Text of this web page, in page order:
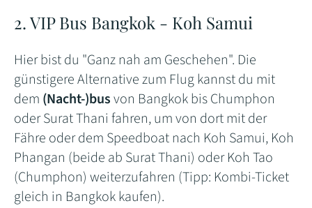
2. VIP Bus Bangkok - Koh Samui
Hier bist du "Ganz nah am Geschehen". Die
günstigere Alternative zum Flug kannst du mit
dem (Nacht-)busvon Bangkok bis Chumphon
oder Surat Thani fahren, um von dort mit der
Fähre oder dem Speedboat nach Koh Samui, Koh
Phangan (beide ab Surat Thani) oder Koh Tao
(Chumphon) weiterzufahren (Tipp: Kombi-Ticket
gleich in Bangkok kaufen).